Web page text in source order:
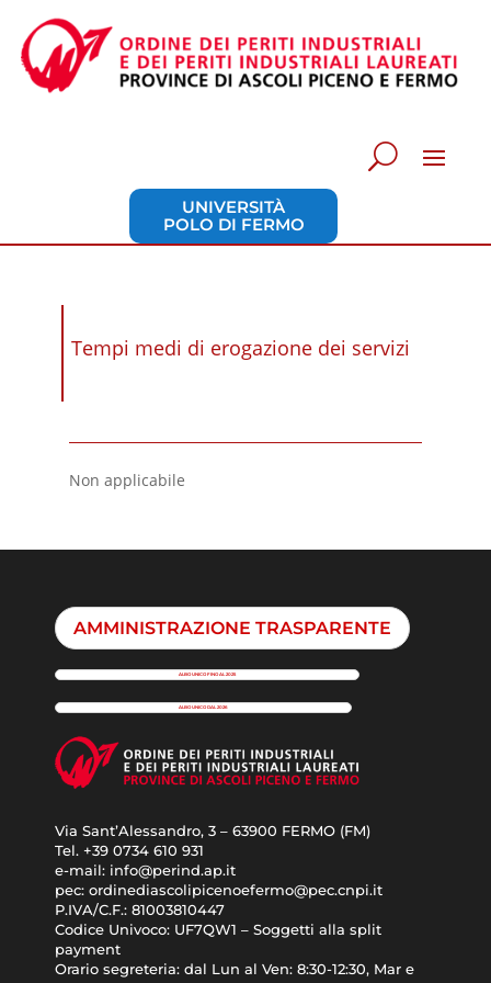
UNIVERSITÀ
POLO DI FERMO
Tempi medi di erogazione dei servizi
Non applicabile
AMMINISTRAZIONE TRASPARENTE
ALBO UNICO FINO AL 2025
ALBO UNICO DAL 2026
Via Sant’Alessandro, 3 – 63900 FERMO (FM)
Tel. +39 0734 610 931
e-mail: info@perind.ap.it
pec: ordinediascolipicenoefermo@pec.cnpi.it
P.IVA/C.F.: 81003810447
Codice Univoco: UF7QW1 – Soggetti alla split
payment
Orario segreteria: dal Lun al Ven: 8:30-12:30, Mar e